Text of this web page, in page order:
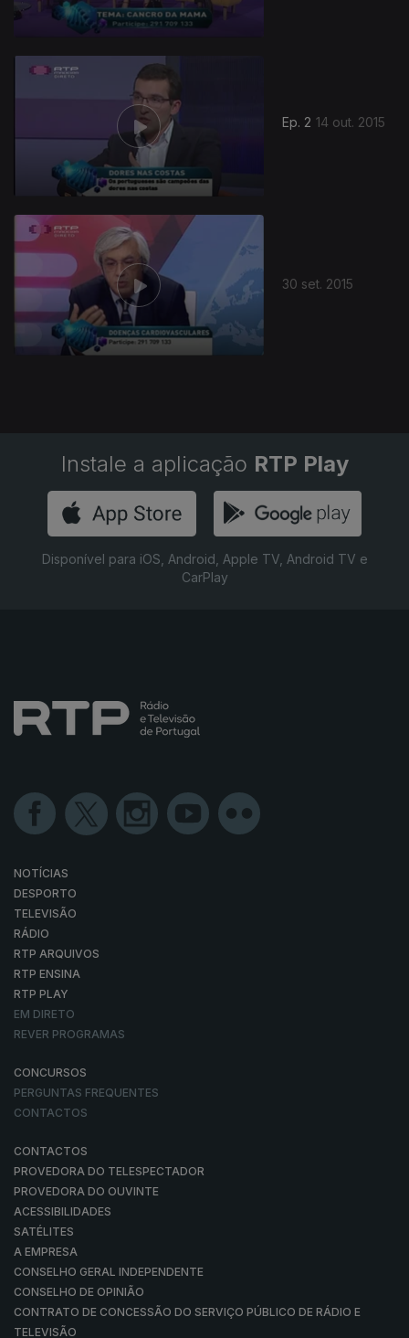
Ep. 2 14 out. 2015
30 set. 2015
208418
Instale a aplicação RTP Play
Disponível para iOS, Android, Apple TV, Android TV e
CarPlay
NOTÍCIAS
DESPORTO
TELEVISÃO
RÁDIO
RTP ARQUIVOS
RTP ENSINA
RTP PLAY
EM DIRETO
REVER PROGRAMAS
CONCURSOS
PERGUNTAS FREQUENTES
CONTACTOS
CONTACTOS
PROVEDORA DO TELESPECTADOR
PROVEDORA DO OUVINTE
ACESSIBILIDADES
SATÉLITES
A EMPRESA
CONSELHO GERAL INDEPENDENTE
CONSELHO DE OPINIÃO
CONTRATO DE CONCESSÃO DO SERVIÇO PÚBLICO DE RÁDIO E
TELEVISÃO